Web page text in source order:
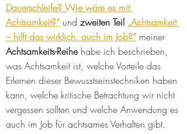
Dauerschleife? Wie wäre es mit
Achtsamkeit?“ und zweiten Teil „Achtsamkeit
– hilft das wirklich, auch im Job?“ meiner
Achtsamkeits-Reihe habe ich beschrieben,
was Achtsamkeit ist, welche Vorteile das
Erlernen dieser Bewusstseinstechniken haben
kann, welche kritische Betrachtung wir nicht
vergessen sollten und welche Anwendung es
auch im Job für achtsames Verhalten gibt.